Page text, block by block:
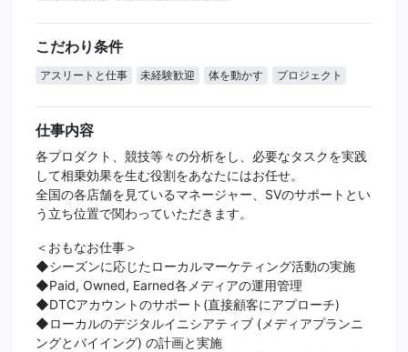
こだわり条件
アスリートと仕事 未経験歓迎 体を動かす プロジェクト
仕事内容
各プロダクト、競技等々の分析をし、必要なタスクを実践
して相乗効果を生む役割をあなたにはお任せ。
全国の各店舗を見ているマネージャー、SVのサポートとい
う立ち位置で関わっていただきます。
＜おもなお仕事＞
◆シーズンに応じたローカルマーケティング活動の実施
◆Paid, Owned, Earned各メディアの運用管理
◆DTCアカウントのサポート(直接顧客にアプローチ)
◆ローカルのデジタルイニシアティブ (メディアプランニ
ングとバイイング) の計画と実施